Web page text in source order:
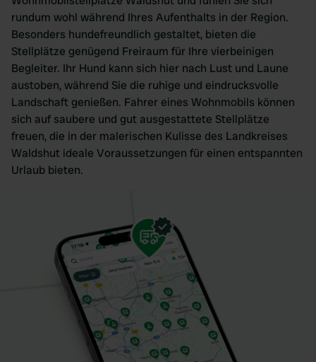
rundum wohl während Ihres Aufenthalts in der Region.
Besonders hundefreundlich gestaltet, bieten die
Stellplätze genügend Freiraum für Ihre vierbeinigen
Begleiter. Ihr Hund kann sich hier nach Lust und Laune
austoben, während Sie die ruhige und eindrucksvolle
Landschaft genießen. Fahrer eines Wohnmobils können
sich auf saubere und gut ausgestattete Stellplätze
freuen, die in der malerischen Kulisse des Landkreises
Waldshut ideale Voraussetzungen für einen entspannten
Urlaub bieten.